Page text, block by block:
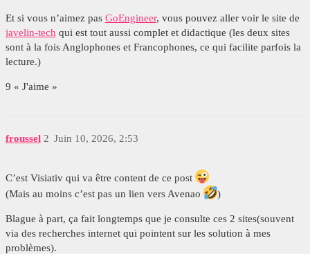
Et si vous n’aimez pas GoEngineer, vous pouvez aller voir le site de
javelin-tech qui est tout aussi complet et didactique (les deux sites
sont à la fois Anglophones et Francophones, ce qui facilite parfois la
lecture.)
9 « J'aime »
froussel Juin 10, 2026, 2:53
2
C’est Visiativ qui va être content de ce post
(Mais au moins c’est pas un lien vers Avenao
)
Blague à part, ça fait longtemps que je consulte ces 2 sites(souvent
via des recherches internet qui pointent sur les solution à mes
problèmes).